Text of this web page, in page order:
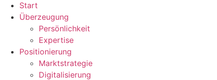
Start
Überzeugung
Persönlichkeit
Expertise
Positionierung
Marktstrategie
Digitalisierung